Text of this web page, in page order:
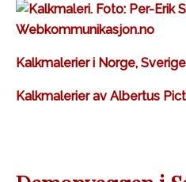
Kalkmalerier i Norge,
Kalkmalerier av Albertus